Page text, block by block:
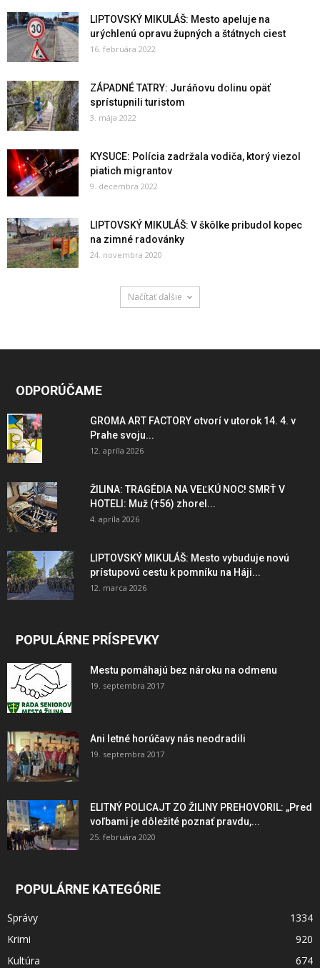
LIPTOVSKÝ MIKULÁŠ: Mesto apeluje na
urýchlenú opravu župných a štátnych ciest
16. februára 2022
ZÁPADNÉ TATRY: Juráňovu dolinu opäť
sprístupnili turistom
3. mája 2022
KYSUCE: Polícia zadržala vodiča, ktorý viezol
piatich migrantov
9. decembra 2022
LIPTOVSKÝ MIKULÁŠ: V škôlke pribudol kopec
na zimné radovánky
24. novembra 2020
Načítať ďalšie
ODPORÚČAME
GROMA ART FACTORY otvorí v utorok 14. 4. v
Prahe svoju...
12. apríla 2026
ŽILINA: TRAGÉDIA NA VEĽKÚ NOC! SMRŤ V
HOTELI: Muž (†56) zhorel...
4. apríla 2026
LIPTOVSKÝ MIKULÁŠ: Mesto vybuduje novú
prístupovú cestu k pomníku na Háji...
12. marca 2026
POPULÁRNE PRÍSPEVKY
Mestu pomáhajú bez nároku na odmenu
19. septembra 2017
Ani letné horúčavy nás neodradili
19. septembra 2017
ELITNÝ POLICAJT ZO ŽILINY PREHOVORIL: „Pred
voľbami je dôležité poznať pravdu,...
25. februára 2020
POPULÁRNE KATEGÓRIE
Správy
1334
Krimi
920
Kultúra
674